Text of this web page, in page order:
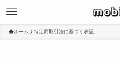
ホーム 特定商取引法に基づく表記